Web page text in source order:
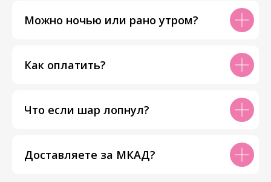
Можно ночью или рано утром?
Как оплатить?
Что если шар лопнул?
Доставляете за МКАД?